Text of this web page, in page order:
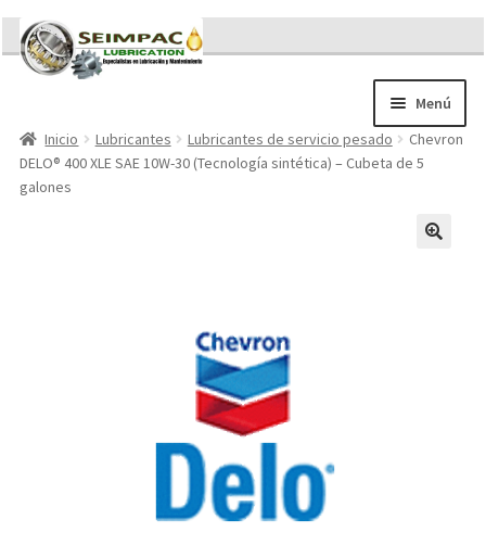
Ir
a
Ir
al
contenido
Menú
Sobre nosotros
Brochures
Memorándum COVID-19
Inicio Lubricantes Lubricantes de servicio pesado
Chevron
DELO® 400 XLE SAE 10W-30 (Tecnología sintética) – Cubeta de 5
galones